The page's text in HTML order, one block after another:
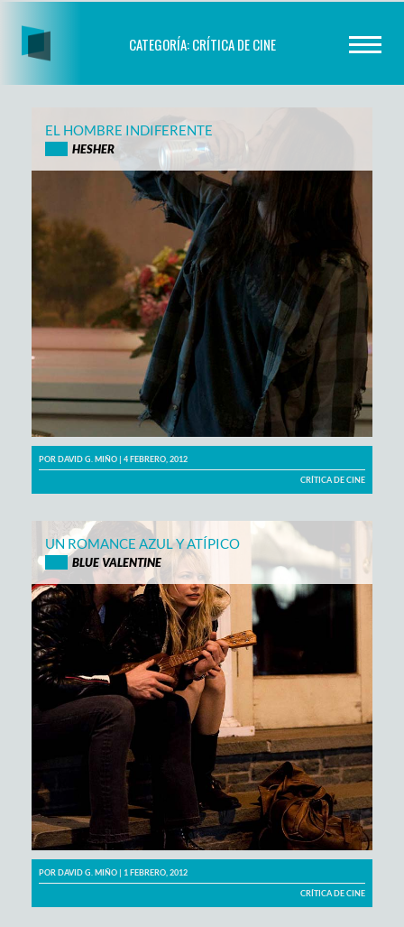
content
CATEGORÍA:CRÍTICA DE CINE
EL HOMBRE INDIFERENTE
HESHER
PORDAVID G. MIÑO | 4 FEBRERO, 2012
CRÍTICA DE CINE
UN ROMANCE AZUL Y ATÍPICO
BLUE VALENTINE
PORDAVID G. MIÑO | 1 FEBRERO, 2012
CRÍTICA DE CINE